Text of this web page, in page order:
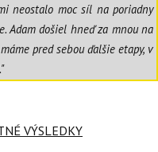
neostalo moc síl na poriadny
Adam došiel hneď za mnou na
pred sebou ďalšie etapy, v
VÝSLEDKY